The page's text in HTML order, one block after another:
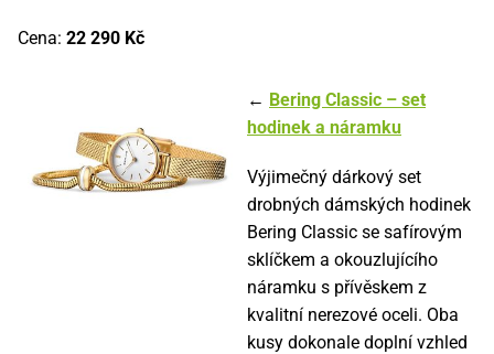
Cena: 22 290 Kč
← Bering Classic – set
hodinek a náramku
Výjimečný dárkový set
drobných dámských hodinek
Bering Classic se safírovým
sklíčkem a okouzlujícího
náramku s přívěskem z
kvalitní nerezové oceli. Oba
kusy dokonale doplní vzhled